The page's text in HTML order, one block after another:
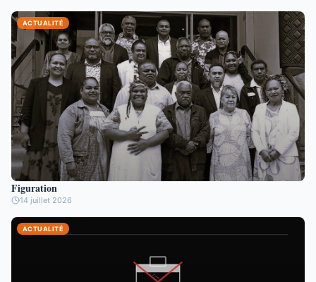
ACTUALITÉ
Figuration
14 juillet 2026
ACTUALITÉ